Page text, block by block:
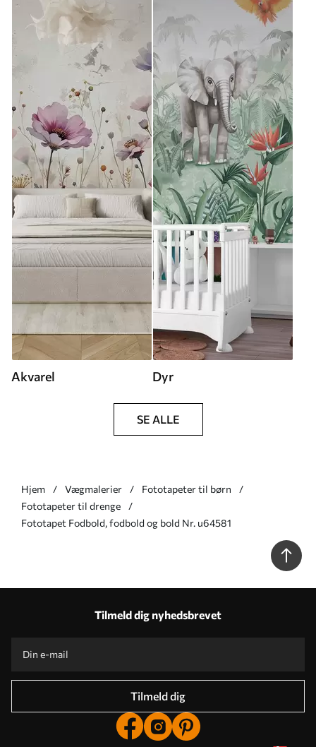
Akvarel Dyr
SE ALLE
Hjem Vægmalerier
Fototapeter til børn
Fototapeter til drenge
Fototapet Fodbold, fodbold og bold Nr. u64581
Tilmeld dig nyhedsbrevet
Tilmeld dig